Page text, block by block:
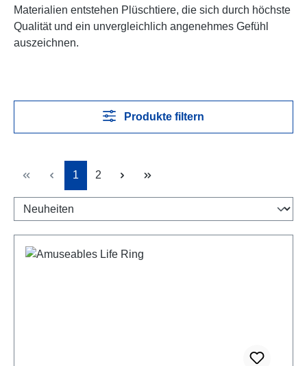
Materialien entstehen Plüschtiere, die sich durch höchste
Qualität und ein unvergleichlich angenehmes Gefühl
auszeichnen.
Produkte filtern
Seite
1 Seite
2